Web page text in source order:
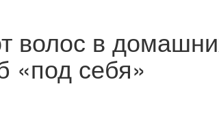
волос в
«под себя»